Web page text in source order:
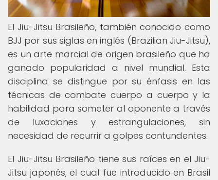
El Jiu-Jitsu Brasileño, también conocido como
BJJ por sus siglas en inglés (Brazilian Jiu-Jitsu),
es un arte marcial de origen brasileño que ha
ganado popularidad a nivel mundial. Esta
disciplina se distingue por su énfasis en las
técnicas de combate cuerpo a cuerpo y la
habilidad para someter al oponente a través
de luxaciones y estrangulaciones, sin
necesidad de recurrir a golpes contundentes.
El Jiu-Jitsu Brasileño tiene sus raíces en el Jiu-
Jitsu japonés, el cual fue introducido en Brasil